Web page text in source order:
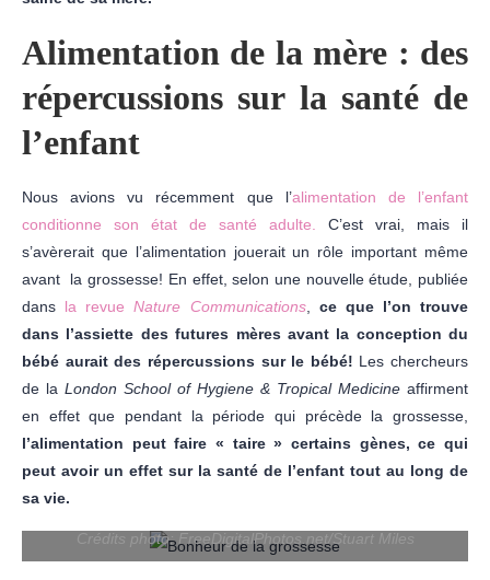
Alimentation de la mère : des
répercussions sur la santé de
l’enfant
Nous avions vu récemment que l’alimentation de l’enfant
conditionne son état de santé adulte.
C’est vrai, mais il
s’avèrerait que l’alimentation jouerait un rôle important même
avant la grossesse! En effet, selon une nouvelle étude, publiée
dans la revueNature Communications, ce que l’on trouve
dans l’assiette des futures mères avant la conception du
bébé aurait des répercussions sur le bébé! Les chercheurs
de la London School of Hygiene & Tropical Medicine affirment
en effet que pendant la période qui précède la grossesse,
l’alimentation peut faire « taire » certains gènes, ce qui
peut avoir un effet sur la santé de l’enfant tout au long de
sa vie.
Crédits photo: FreeDigitalPhotos.net/Stuart Miles